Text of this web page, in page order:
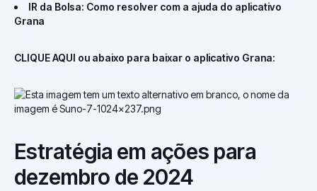
IR da Bolsa: Como resolver com a ajuda do aplicativo
Grana
CLIQUE AQUI ou abaixo para baixar o aplicativo Grana:
Estratégia em ações para
dezembro de 2024